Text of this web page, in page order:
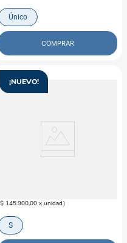
Único
COMPRAR
¡NUEVO!
$ 145.900,00 x unidad)
S